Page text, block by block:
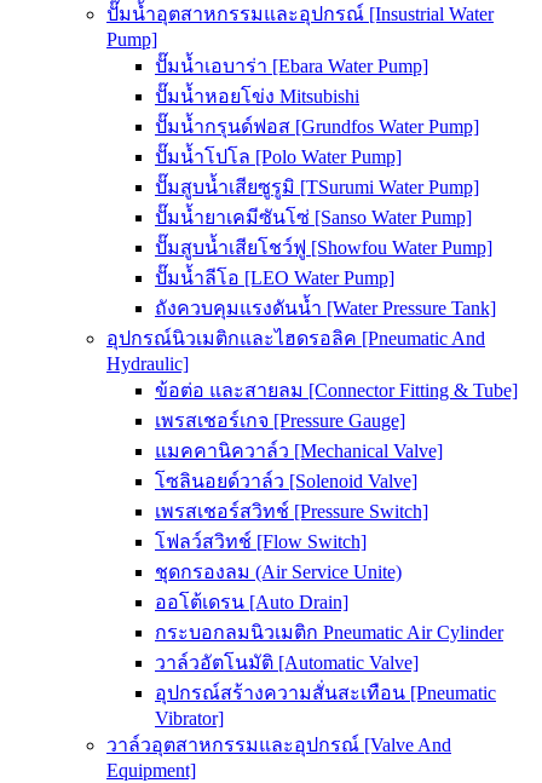
ปั๊มน้ำอุตสาหกรรมและอุปกรณ์ [Insustrial Water
Pump]
ปั๊มน้ำเอบาร่า [Ebara Water Pump]
ปั๊มน้ำหอยโข่ง Mitsubishi
ปั๊มน้ำกรุนด์ฟอส [Grundfos Water Pump]
ปั๊มน้ำโปโล [Polo Water Pump]
ปั๊มสูบน้ำเสียซูรูมิ [TSurumi Water Pump]
ปั๊มน้ำยาเคมีซันโซ่ [Sanso Water Pump]
ปั๊มสูบน้ำเสียโชว์ฟู [Showfou Water Pump]
ปั๊มน้ำลีโอ [LEO Water Pump]
ถังควบคุมแรงดันน้ำ [Water Pressure Tank]
อุปกรณ์นิวเมติกและไฮดรอลิค [Pneumatic And
Hydraulic]
ข้อต่อ และสายลม [Connector Fitting & Tube]
เพรสเชอร์เกจ [Pressure Gauge]
แมคคานิควาล์ว [Mechanical Valve]
โซลินอยด์วาล์ว [Solenoid Valve]
เพรสเชอร์สวิทช์ [Pressure Switch]
โฟลว์สวิทช์ [Flow Switch]
ชุดกรองลม (Air Service Unite)
ออโต้เดรน [Auto Drain]
กระบอกลมนิวเมติก Pneumatic Air Cylinder
วาล์วอัตโนมัติ [Automatic Valve]
อุปกรณ์สร้างความสั่นสะเทือน [Pneumatic
Vibrator]
วาล์วอุตสาหกรรมและอุปกรณ์ [Valve And
Equipment]